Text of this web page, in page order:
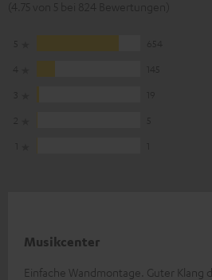
Musikcenter
Einfache Wandmontage. Guter Klang